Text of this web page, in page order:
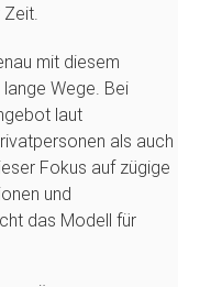
Zeit.
mit diesem
Wege. Bei
laut
als auch
Fokus auf zügige
und
das Modell für